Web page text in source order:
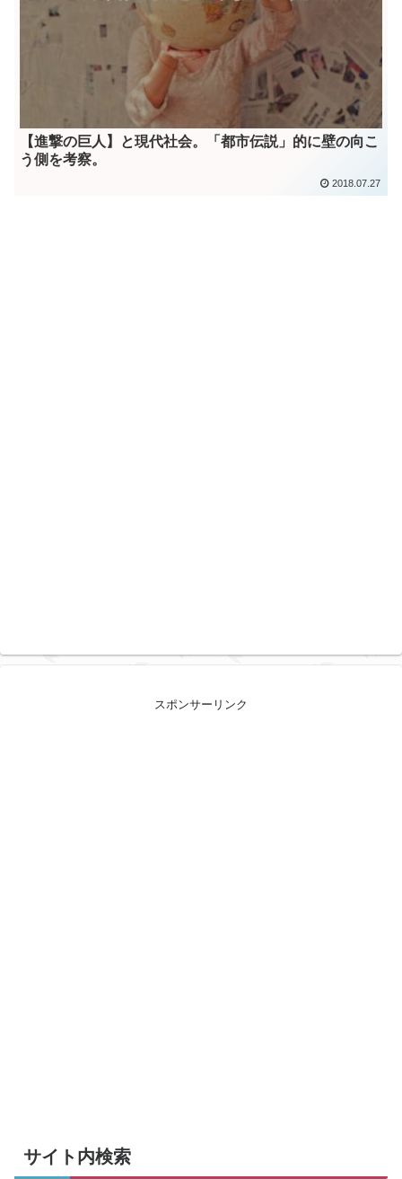
【進撃の巨人】と現代社会。「都市伝説」的に壁の向こ
う側を考察。
2018.07.27
スポンサーリンク
サイト内検索